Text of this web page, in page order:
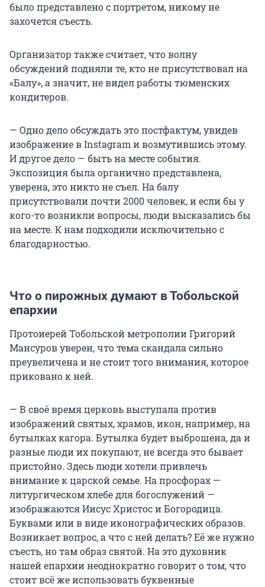
было представлено с портретом, никому не
захочется съесть.
Организатор также считает, что волну
обсуждений подняли те, кто не присутствовал на
«Балу», а значит, не видел работы тюменских
кондитеров.
— Одно дело обсуждать это постфактум, увидев
изображение в Instagram и возмутившись этому.
И другое дело — быть на месте события.
Экспозиция была органично представлена,
уверена, это никто не съел. На балу
присутствовали почти 2000 человек, и если бы у
кого-то возникли вопросы, люди высказались бы
на месте. К нам подходили исключительно с
благодарностью.
Что о пирожных думают в Тобольской
епархии
Протоиерей Тобольской метрополии Григорий
Мансуров уверен, что тема скандала сильно
преувеличена и не стоит того внимания, которое
приковано к ней.
— В своё время церковь выступала против
изображений святых, храмов, икон, например, на
бутылках кагора. Бутылка будет выброшена, да и
разные люди их покупают, не всегда это бывает
пристойно. Здесь люди хотели привлечь
внимание к царской семье. На просфорах —
литургическом хлебе для богослужений —
изображаются Иисус Христос и Богородица.
Буквами или в виде иконографических образов.
Возникает вопрос, а что с ней делать? Её же нужно
съесть, но там образ святой. На это духовник
нашей епархии неоднократно говорит о том, что
стоит всё же использовать буквенные